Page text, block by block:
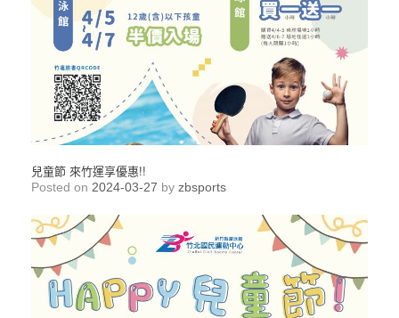
兒童節 來竹運享優惠!!
Posted on 2024-03-27 by zbsports